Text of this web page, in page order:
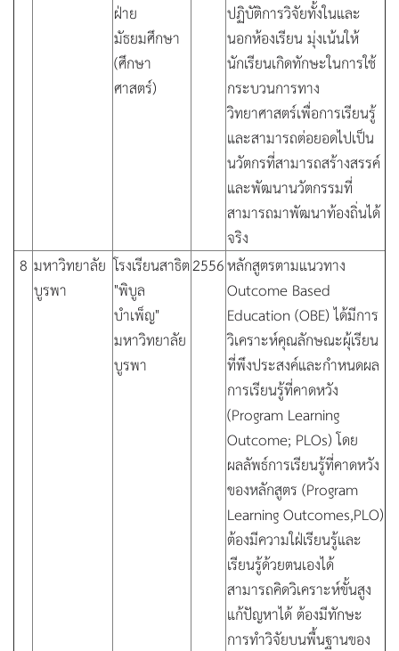
ฝ่าย
มัธยมศึกษา
(ศึกษา
ศาสตร์)
ปฏิบัติการวิจัยทั้งในและ
นอกห้องเรียน มุ่งเน้นให้
นักเรียนเกิดทักษะในการใช้
กระบวนการทาง
วิทยาศาสตร์เพื่อการเรียนรู้
และสามารถต่อยอดไปเป็น
นวัตกรที่สามารถสร้างสรรค์
และพัฒนานวัตกรรมที่
สามารถมาพัฒนาท้องถิ่นได้
จริง
8 มหาวิทยาลัย
บูรพา
โรงเรียนสาธิต
"พิบูล
บำเพ็ญ"
มหาวิทยาลัย
บูรพา
2556หลักสูตรตามแนวทาง
Outcome Based
Education (OBE) ได้มีการ
วิเคราะห์คุณลักษณะผุ้เรียน
ที่พึงประสงค์และกำหนดผล
การเรียนรู้ที่คาดหวัง
(Program Learning
Outcome; PLOs) โดย
ผลลัพธ์การเรียนรู้ที่คาดหวัง
ของหลักสูตร (Program
Learning Outcomes,PLO)
ต้องมีความใฝ่เรียนรู้และ
เรียนรู้ด้วยตนเองได้
สามารถคิดวิเคราะห์ขั้นสูง
แก้ปัญหาได้ ต้องมีทักษะ
การทำวิจัยบนพื้นฐานของ